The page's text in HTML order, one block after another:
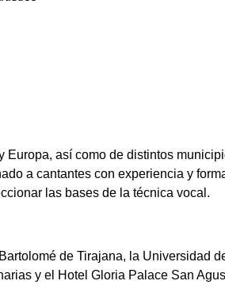
así como de distintos
a cantantes con experiencia y
las bases de la técnica vocal.
de Tirajana, la Universidad
y el Hotel Gloria Palace San